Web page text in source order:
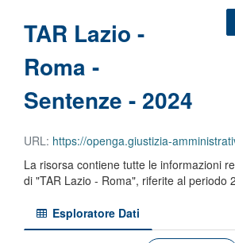
TAR Lazio -
Roma -
Sentenze - 2024
URL: https://openga.giustizia-amministrativa.it/dataset/0929c42a-d6d6-4a08-a565-06065fd5a231/resource/ff5e9e16-fdc4-488b-
La risorsa contiene tutte le informazioni
di "TAR Lazio - Roma", riferite al periodo
Esploratore Dati